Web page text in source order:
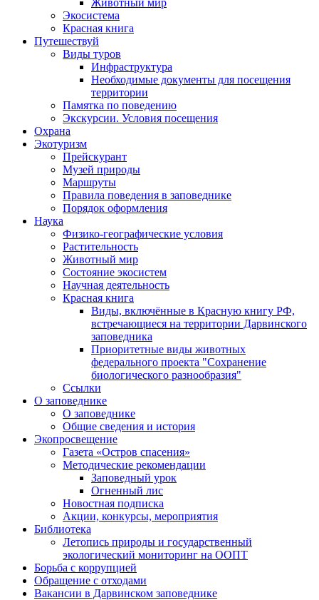
Животный мир
Экосистема
Красная книга
Путешествуй
Виды туров
Инфраструктура
Необходимые документы для посещения
территории
Памятка по поведению
Экскурсии. Условия посещения
Охрана
Экотуризм
Прейскурант
Музей природы
Маршруты
Правила поведения в заповеднике
Порядок оформления
Наука
Физико-географические условия
Растительность
Животный мир
Состояние экосистем
Научная деятельность
Красная книга
Виды, включённые в Красную книгу РФ,
встречающиеся на территории Дарвинского
заповедника
Приоритетные виды животных
федерального проекта "Сохранение
биологического разнообразия"
Ссылки
О заповеднике
О заповеднике
Общие сведения и история
Экопросвещение
Газета «Остров спасения»
Методические рекомендации
Заповедный урок
Огненный лис
Новостная подписка
Акции, конкурсы, мероприятия
Библиотека
Летопись природы и государственный
экологический мониторинг на ООПТ
Борьба с коррупцией
Обращение с отходами
Вакансии в Дарвинском заповеднике